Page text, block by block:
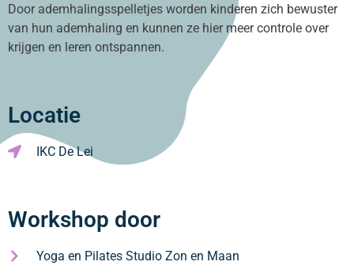
Door ademhalingsspelletjes worden kinderen zich bewuster
van hun ademhaling en kunnen ze hier meer controle over
krijgen en leren ontspannen.
Locatie
IKC De Lei
Workshop door
Yoga en Pilates Studio Zon en Maan